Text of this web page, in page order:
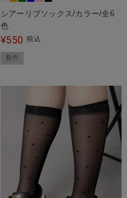
シアーリブソックス/カラー/全6
色
¥550 税込
新作